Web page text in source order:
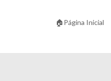
🏠Página Inicial